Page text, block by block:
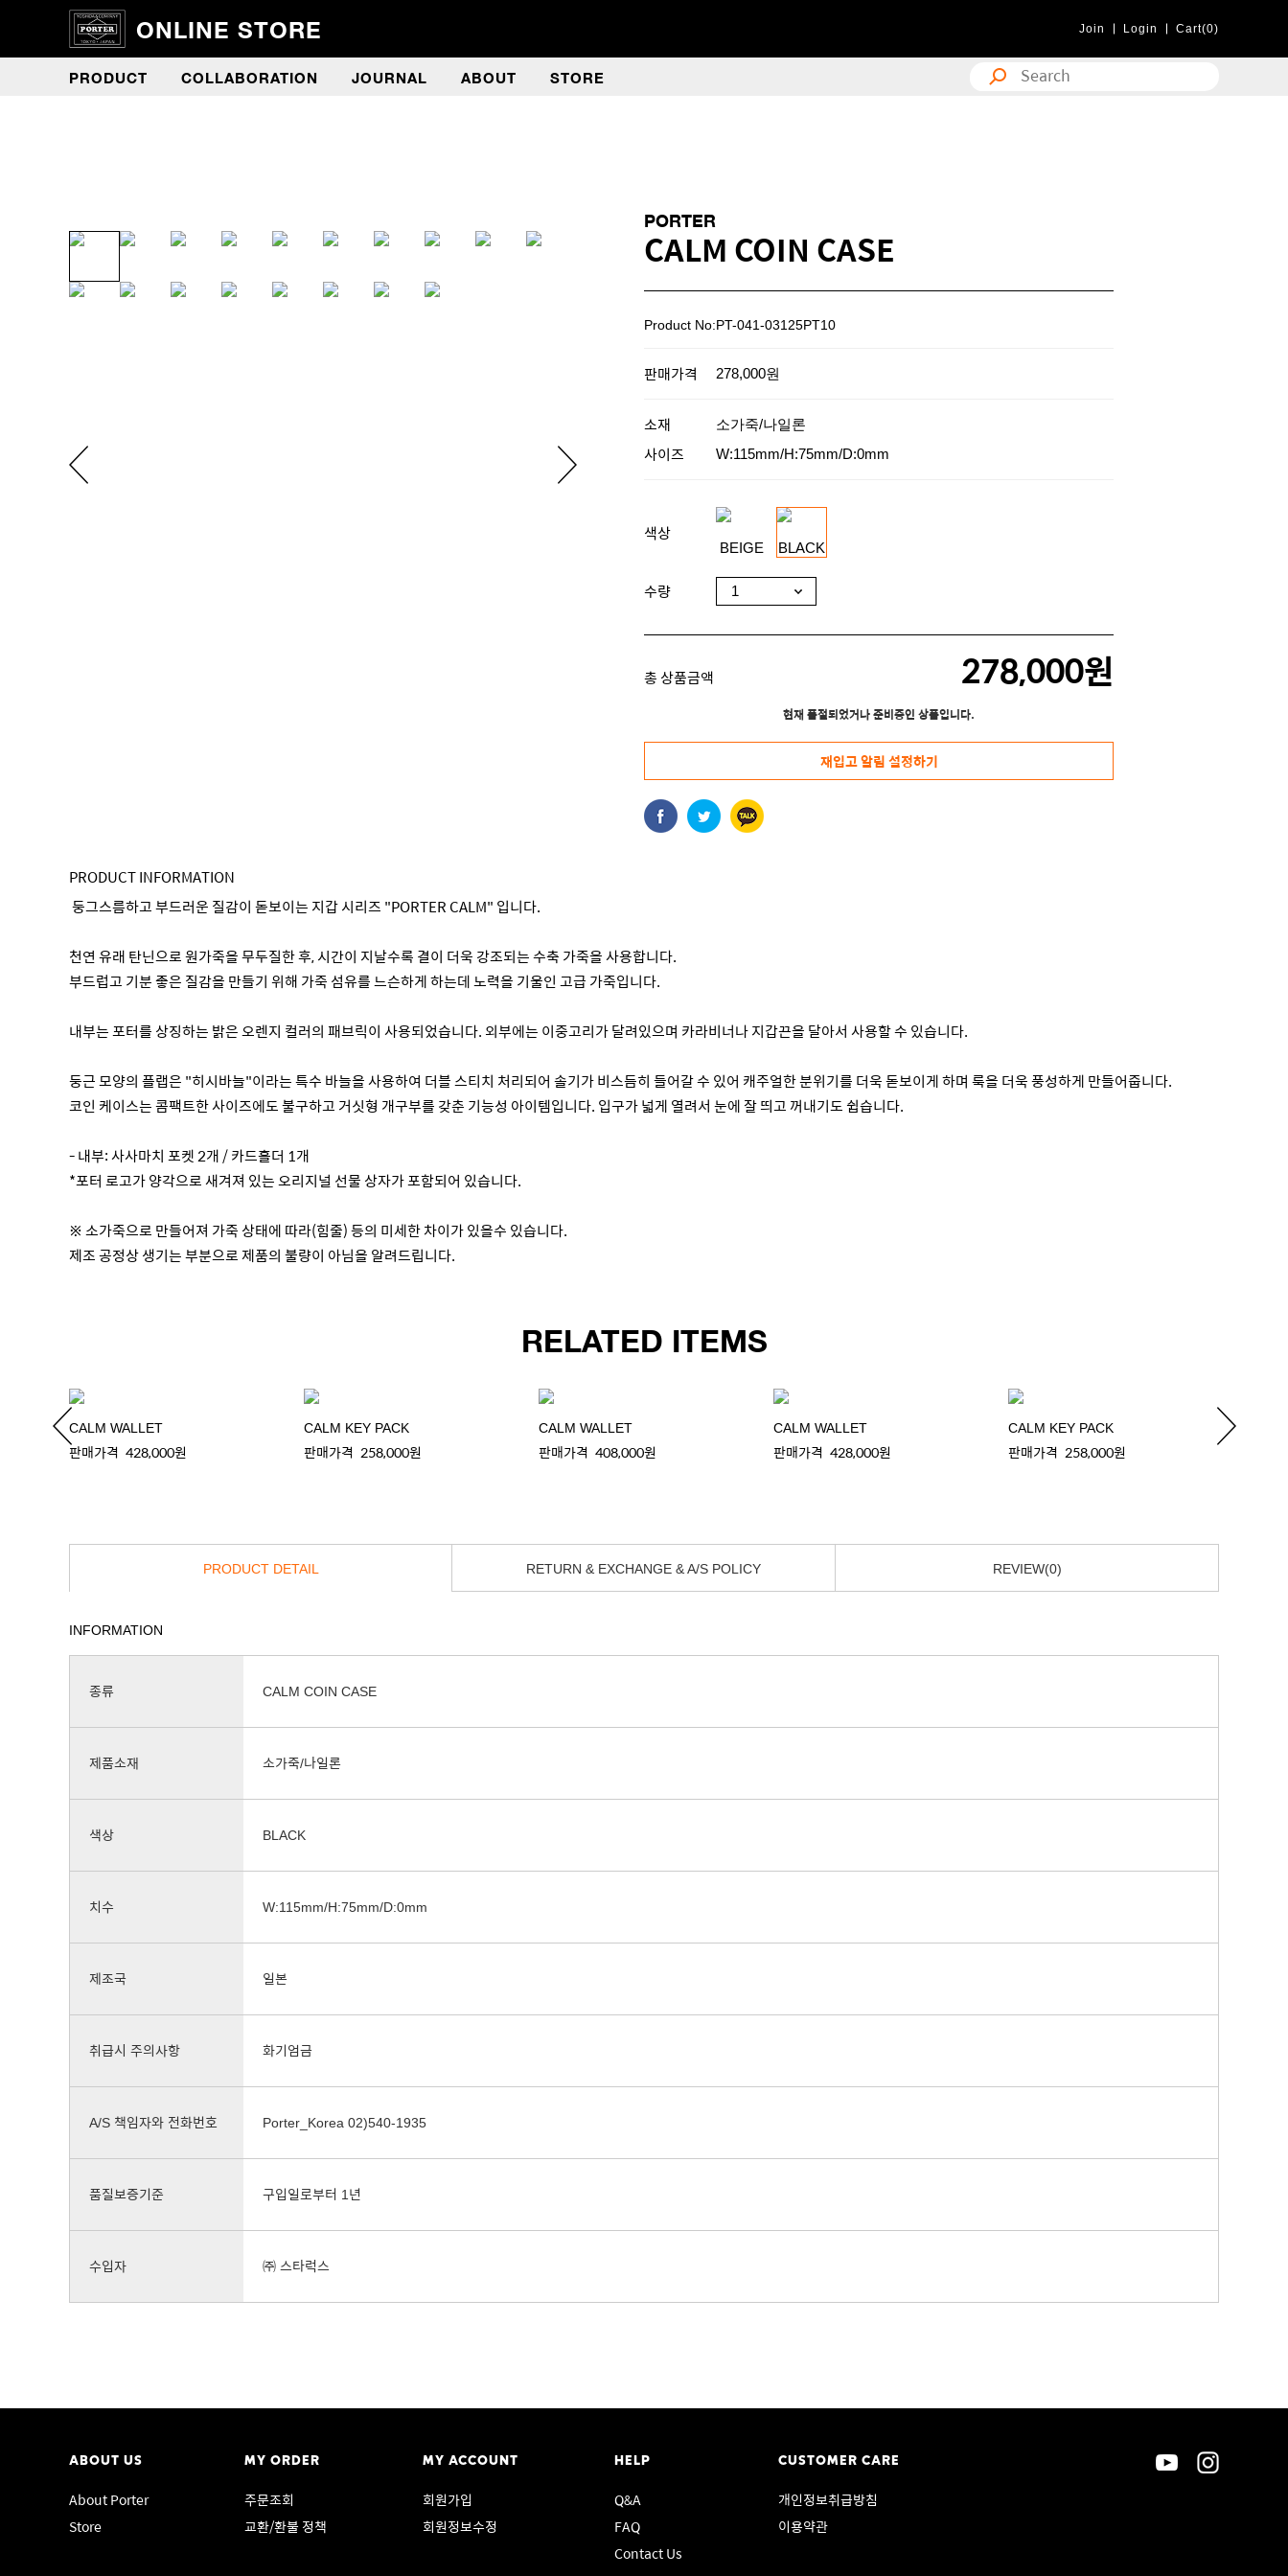
ONLINE STORE Join Login Cart(0)
PRODUCT COLLABORATION JOURNAL ABOUT STORE
PORTER
CALM COIN CASE
Product No:PT-041-03125PT10
판매가격 278,000원
소재 소가죽/나일론
사이즈 W:115mm/H:75mm/D:0mm
색상
수량
총 상품금액 278,000원
현재 품절되었거나 준비중인 상품입니다.
재입고 알림 설정하기
PRODUCT INFORMATION
둥그스름하고 부드러운 질감이 돋보이는 지갑 시리즈 "PORTER CALM" 입니다.
천연 유래 탄닌으로 원가죽을 무두질한 후, 시간이 지날수록 결이 더욱 강조되는 수축 가죽을 사용합니다.
부드럽고 기분 좋은 질감을 만들기 위해 가죽 섬유를 느슨하게 하는데 노력을 기울인 고급 가죽입니다.
내부는 포터를 상징하는 밝은 오렌지 컬러의 패브릭이 사용되었습니다. 외부에는 이중고리가 달려있으며 카라비너나 지갑끈을 달아서 사용할 수 있습니다.
둥근 모양의 플랩은 "히시바늘"이라는 특수 바늘을 사용하여 더블 스티치 처리되어 솔기가 비스듬히 들어갈 수 있어 캐주얼한 분위기를 더욱 돋보이게 하며 룩을 더욱 풍성하게 만들어줍니다.
코인 케이스는 콤팩트한 사이즈에도 불구하고 거싯형 개구부를 갖춘 기능성 아이템입니다. 입구가 넓게 열려서 눈에 잘 띄고 꺼내기도 쉽습니다.
- 내부: 사사마치 포켓 2개 / 카드홀더 1개
*포터 로고가 양각으로 새겨져 있는 오리지널 선물 상자가 포함되어 있습니다.
※ 소가죽으로 만들어져 가죽 상태에 따라(힘줄) 등의 미세한 차이가 있을수 있습니다.
제조 공정상 생기는 부분으로 제품의 불량이 아님을 알려드립니다.
RELATED ITEMS
CALM WALLET
판매가격 428,000원
CALM KEY PACK
판매가격 258,000원
CALM WALLET
판매가격 408,000원
CALM WALLET
판매가격 428,000원
CALM KEY PACK
판매가격 258,000원
PRODUCT DETAIL RETURN & EXCHANGE & A/S POLICY REVIEW(0)
INFORMATION
종류 CALM COIN CASE
제품소재 소가죽/나일론
색상 BLACK
치수 W:115mm/H:75mm/D:0mm
제조국 일본
취급시 주의사항 화기엄금
A/S 책임자와 전화번호 Porter_Korea 02)540-1935
품질보증기준 구입일로부터 1년
수입자 ㈜ 스타럭스
ABOUT US
About Porter
Store
MY ORDER
주문조회
교환/환불 정책
MY ACCOUNT
회원가입
회원정보수정
HELP
Q&A
FAQ
Contact Us
CUSTOMER CARE
개인정보취급방침
이용약관